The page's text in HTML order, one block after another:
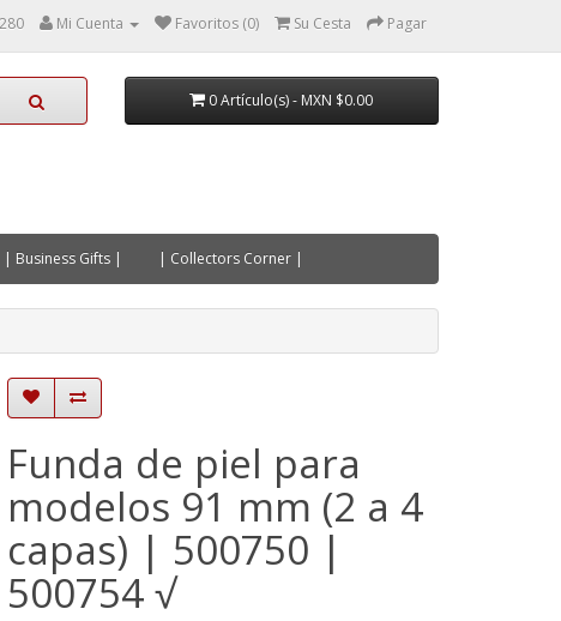
Mi Cuenta Favoritos (0) Su Cesta Pagar
0 Artículo(s) - MXN $0.00
| Business Gifts | | Collectors Corner |
Funda de piel para
modelos 91 mm (2 a 4
capas) | 500750 |
500754 √